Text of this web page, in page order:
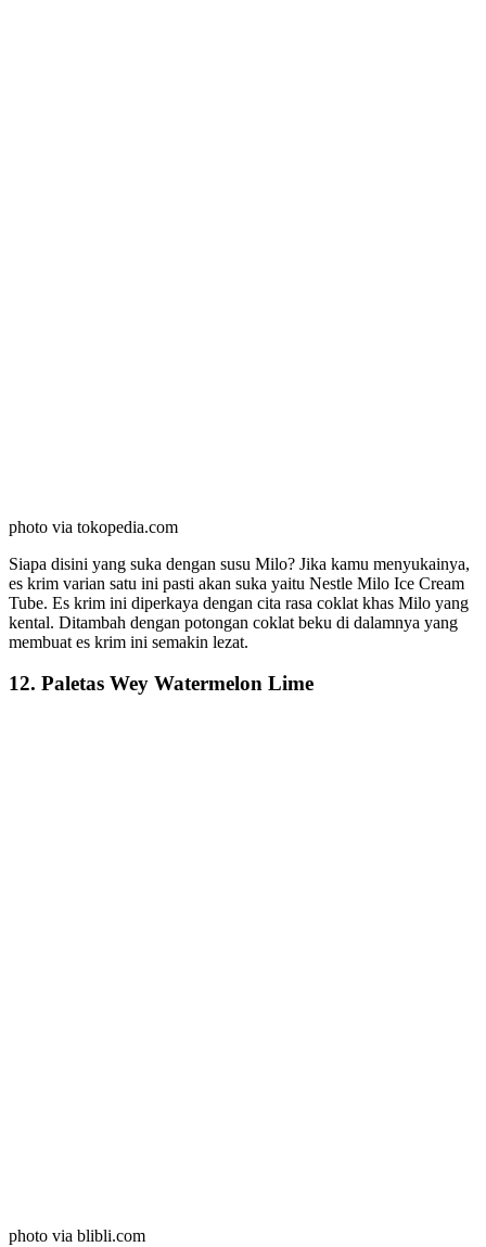
photo via tokopedia.com
Siapa disini yang suka dengan susu Milo? Jika kamu menyukainya,
es krim varian satu ini pasti akan suka yaitu Nestle Milo Ice Cream
Tube. Es krim ini diperkaya dengan cita rasa coklat khas Milo yang
kental. Ditambah dengan potongan coklat beku di dalamnya yang
membuat es krim ini semakin lezat.
12. Paletas Wey Watermelon Lime
photo via blibli.com